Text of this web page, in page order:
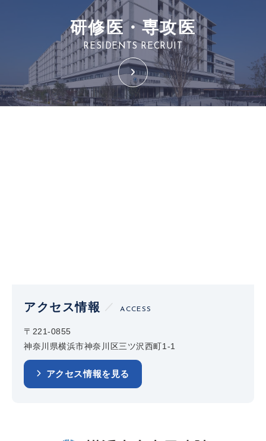
研修医・専攻医
RESIDENTS RECRUIT
アクセス情報 ACCESS
〒221-0855
神奈川県横浜市神奈川区三ツ沢西町1-1
アクセス情報を見る